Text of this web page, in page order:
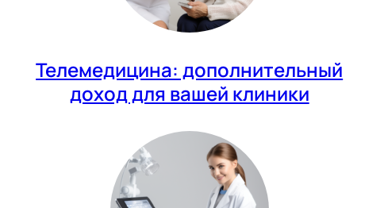
Телемедицина: дополнительный
доход для вашей клиники